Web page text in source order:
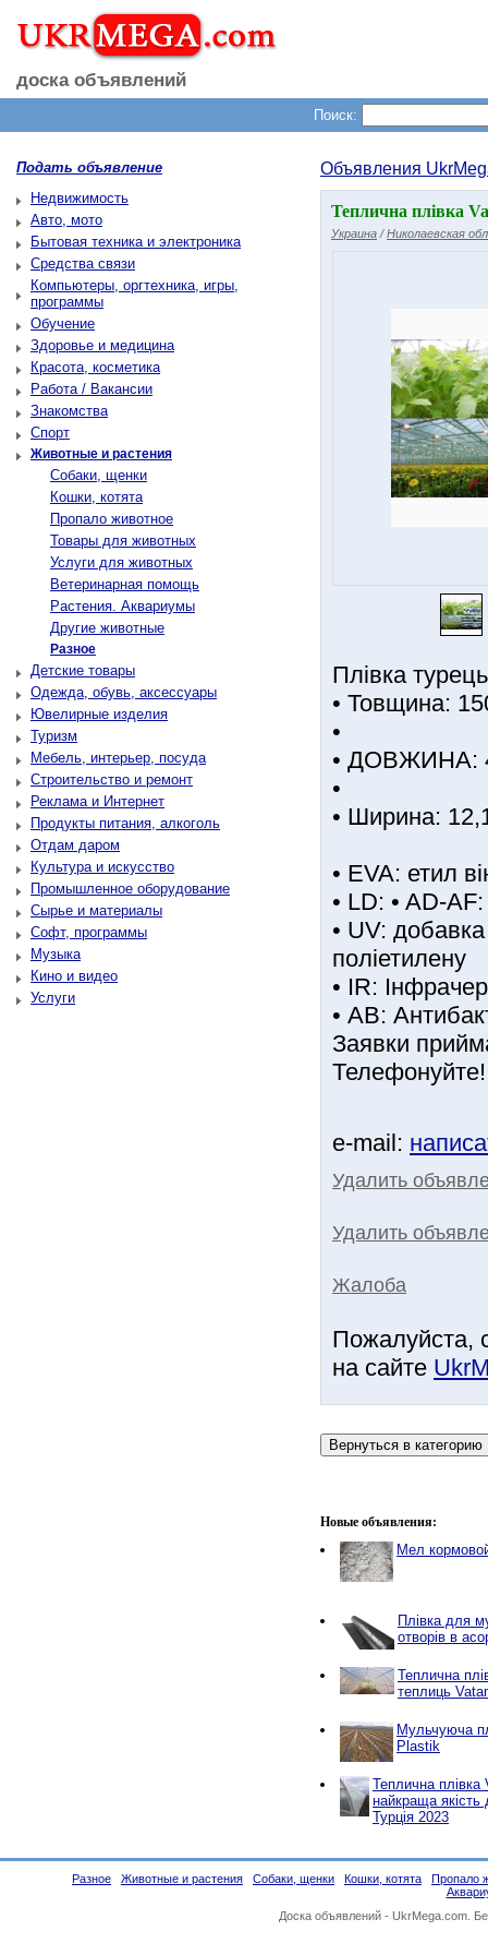
доска объявлений
Поиск:
Подать объявление
Недвижимость
Авто, мото
Бытовая техника и электроника
Средства связи
Компьютеры, оргтехника, игры,
программы
Обучение
Здоровье и медицина
Красота, косметика
Работа / Вакансии
Знакомства
Спорт
Животные и растения
Собаки, щенки
Кошки, котята
Пропало животное
Товары для животных
Услуги для животных
Ветеринарная помощь
Растения. Аквариумы
Другие животные
Разное
Детские товары
Одежда, обувь, аксессуары
Ювелирные изделия
Туризм
Мебель, интерьер, посуда
Строительство и ремонт
Реклама и Интернет
Продукты питания, алкоголь
Отдам даром
Культура и искусство
Промышленное оборудование
Сырье и материалы
Софт, программы
Музыка
Кино и видео
Услуги
Объявления
Теплична плівка
Украина /Николаевская
Плівка
• Товщина:
•
• ДОВЖИНА:
•
• Ширина:
• EVA: етил
• LD: • AD-
• UV:
поліетилену
• IR:
• AB:
Заявки
e-mail:
Удалить
Удалить
Жалоба
Пожалуйста,
на сайте
Новые объявления:
Мел
Плівка для
отворів в
Теплична
теплиць
Мульчуюча
Plastik
Теплична
найкраща
Турція 2023
Разное Животные и растения Собаки, щенки Кошки, котята
Пропало
Доска объявлений - UkrMega.com.